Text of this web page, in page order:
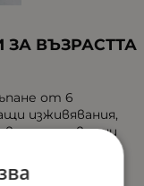
ВЪЗРАСТТА
от 6
изживявания,
водни
най-
на вашето